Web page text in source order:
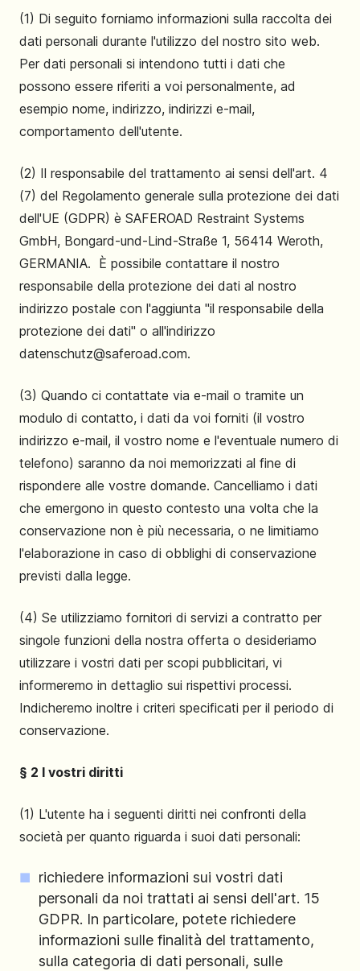
(1) Di seguito forniamo informazioni sulla raccolta dei
dati personali durante l'utilizzo del nostro sito web.
Per dati personali si intendono tutti i dati che
possono essere riferiti a voi personalmente, ad
esempio nome, indirizzo, indirizzi e-mail,
comportamento dell'utente.
(2) Il responsabile del trattamento ai sensi dell'art. 4
(7) del Regolamento generale sulla protezione dei dati
dell'UE (GDPR) è SAFEROAD Restraint Systems
GmbH, Bongard-und-Lind-Straße 1, 56414 Weroth,
GERMANIA. È possibile contattare il nostro
responsabile della protezione dei dati al nostro
indirizzo postale con l'aggiunta "il responsabile della
protezione dei dati" o all'indirizzo
datenschutz@saferoad.com.
(3) Quando ci contattate via e-mail o tramite un
modulo di contatto, i dati da voi forniti (il vostro
indirizzo e-mail, il vostro nome e l'eventuale numero di
telefono) saranno da noi memorizzati al fine di
rispondere alle vostre domande. Cancelliamo i dati
che emergono in questo contesto una volta che la
conservazione non è più necessaria, o ne limitiamo
l'elaborazione in caso di obblighi di conservazione
previsti dalla legge.
(4) Se utilizziamo fornitori di servizi a contratto per
singole funzioni della nostra offerta o desideriamo
utilizzare i vostri dati per scopi pubblicitari, vi
informeremo in dettaglio sui rispettivi processi.
Indicheremo inoltre i criteri specificati per il periodo di
conservazione.
§ 2 I vostri diritti
(1) L'utente ha i seguenti diritti nei confronti della
società per quanto riguarda i suoi dati personali:
richiedere informazioni sui vostri dati
personali da noi trattati ai sensi dell'art. 15
GDPR. In particolare, potete richiedere
informazioni sulle finalità del trattamento,
sulla categoria di dati personali, sulle